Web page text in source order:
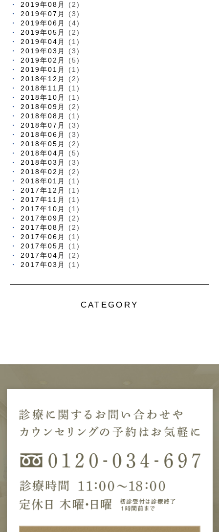
2019年08月
(2)
2019年07月
(3)
2019年06月
(4)
2019年05月
(2)
2019年04月
(1)
2019年03月
(3)
2019年02月
(5)
2019年01月
(1)
2018年12月
(2)
2018年11月
(1)
2018年10月
(1)
2018年09月
(2)
2018年08月
(1)
2018年07月
(3)
2018年06月
(3)
2018年05月
(2)
2018年04月
(5)
2018年03月
(3)
2018年02月
(2)
2018年01月
(1)
2017年12月
(1)
2017年11月
(1)
2017年10月
(1)
2017年09月
(2)
2017年08月
(2)
2017年06月
(1)
2017年05月
(1)
2017年04月
(2)
2017年03月
(1)
CATEGORY